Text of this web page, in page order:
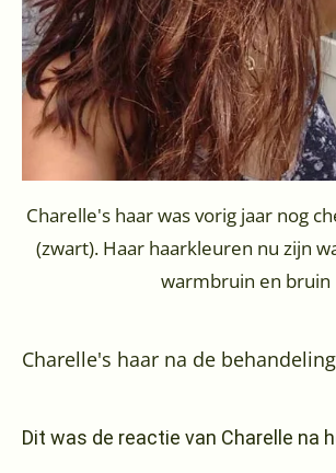
Charelle's haar was vorig jaar nog
(zwart). Haar haarkleuren nu zijn
warmbruin en bruin
Charelle's haar na de behandeling
Dit was de reactie van Charelle na